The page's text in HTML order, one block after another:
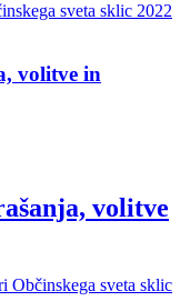
sveta sklic 2022
volitve in
volitve
Občinskega sveta sklic